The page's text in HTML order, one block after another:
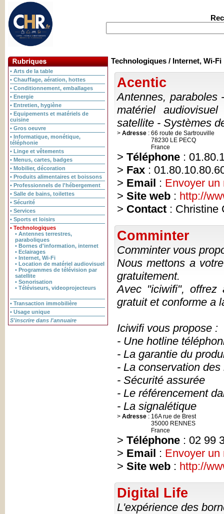
• Arts de la table
• Chauffage, aération, hottes
• Conditionnement, emballages
• Energie
• Entretien, hygiène
• Equipements et matériels de
cuisine
• Gros oeuvre
• Informatique, monétique,
téléphonie
• Linge et vêtements
• Menus, cartes, badges
• Mobilier, décoration
• Produits alimentaires et boissons
• Professionnels de l'hébergement
• Salle de bains, toilettes
• Sécurité
• Services
• Sports et loisirs
• Technologiques
• Antennes terrestres,
paraboliques
• Bornes d'information, internet
• Eclairages
• Internet, Wi-Fi
• Location de matériel audiovisuel
• Programmes de télévision par
satellite
• Sonorisation
• Téléviseurs, videoprojecteurs
• Transaction immobilière
• Usage unique
S'inscrire dans l'annuaire
Technologiques / Internet, Wi-Fi
Acentic
Antennes, paraboles
matériel
satellite - Systèmes
> Adresse : 66 route de Sartrouville
78230 LE PECQ
France
> Téléphone :
> Fax :
> Email : Envoyer
> Site web : http://
> Contact : Christine
Comminter
Comminter vous
Nous mettons a
gratuitement.
Avec "iciwifi", offrez
gratuit et conforme a
Iciwifi vous propose :
- Une hotline
- La garantie du
- La conservation
- Sécurité assurée
- Le référencement
- La signalétique
> Adresse : 16A rue de Brest
35000 RENNES
France
> Téléphone : 02 99
> Email : Envoyer
> Site web : http://
Digital Life
L'expérience des